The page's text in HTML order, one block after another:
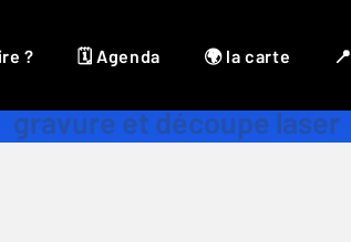
? 🗓 Agenda 🌍 la carte
gravure et découpe laser